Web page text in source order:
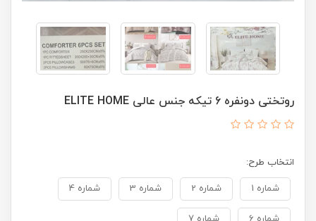
روتختی دونفره 6 تیکه جنس عالی ELITE HOME
انتخاب طرح:
شماره 1 شماره 2 شماره 3 شماره 4